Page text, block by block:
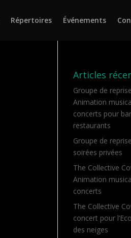
Répertoires Événements
Articles
Groupe de
Animation
concerts pour
restaurants
Groupe de
soirées privées
The Collective
Animation
concerts
The Collective
concert pour
des neiges